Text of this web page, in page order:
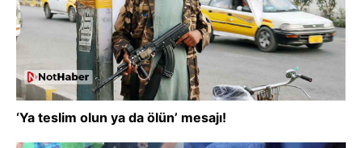
‘Ya teslim olun ya da ölün’ mesajı!